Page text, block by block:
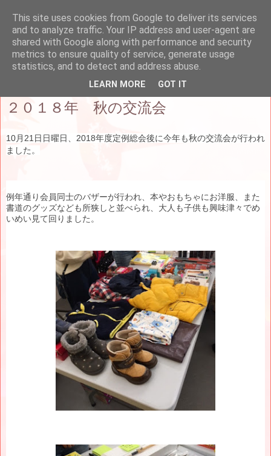
パリ南日仏協会（AFJPS）
２０１８年 秋の交流会
10月21日日曜日、2018年度定例総会後に今年も秋の交流会が行われ
ました。
例年通り会員同士のバザーが行われ、本やおもちゃにお洋服、また
書道のグッズなども所狭しと並べられ、大人も子供も興味津々でめ
いめい見て回りました。
This site uses cookies from Google to deliver its services
and to analyze traffic. Your IP address and user-agent are
shared with Google along with performance and security
metrics to ensure quality of service, generate usage
statistics, and to detect and address abuse.
LEARN MORE GOT IT